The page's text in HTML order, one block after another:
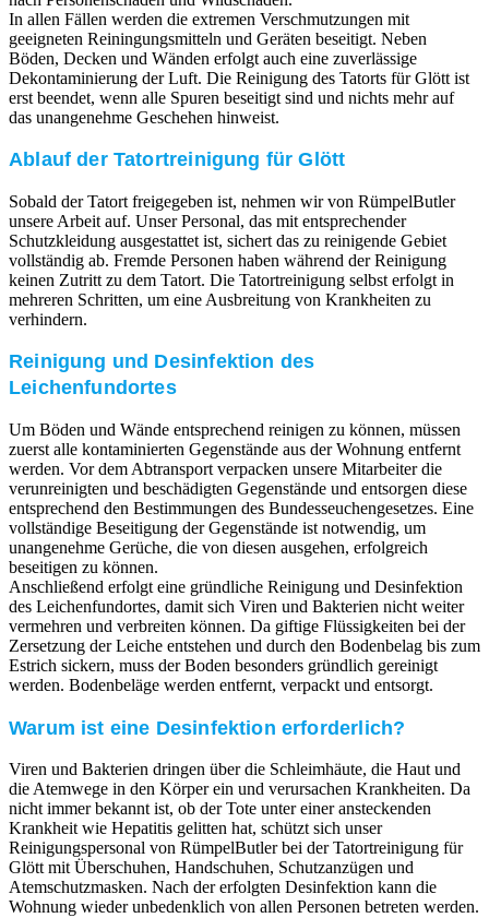
In allen Fällen werden die extremen Verschmutzungen mit
geeigneten Reiningungsmitteln und Geräten beseitigt. Neben
Böden, Decken und Wänden erfolgt auch eine zuverlässige
Dekontaminierung der Luft. Die Reinigung des Tatorts für Glött ist
erst beendet, wenn alle Spuren beseitigt sind und nichts mehr auf
das unangenehme Geschehen hinweist.
Ablauf der Tatortreinigung für Glött
Sobald der Tatort freigegeben ist, nehmen wir von RümpelButler
unsere Arbeit auf. Unser Personal, das mit entsprechender
Schutzkleidung ausgestattet ist, sichert das zu reinigende Gebiet
vollständig ab. Fremde Personen haben während der Reinigung
keinen Zutritt zu dem Tatort. Die Tatortreinigung selbst erfolgt in
mehreren Schritten, um eine Ausbreitung von Krankheiten zu
verhindern.
Reinigung und Desinfektion des
Leichenfundortes
Um Böden und Wände entsprechend reinigen zu können, müssen
zuerst alle kontaminierten Gegenstände aus der Wohnung entfernt
werden. Vor dem Abtransport verpacken unsere Mitarbeiter die
verunreinigten und beschädigten Gegenstände und entsorgen diese
entsprechend den Bestimmungen des Bundesseuchengesetzes. Eine
vollständige Beseitigung der Gegenstände ist notwendig, um
unangenehme Gerüche, die von diesen ausgehen, erfolgreich
beseitigen zu können.
Anschließend erfolgt eine gründliche Reinigung und Desinfektion
des Leichenfundortes, damit sich Viren und Bakterien nicht weiter
vermehren und verbreiten können. Da giftige Flüssigkeiten bei der
Zersetzung der Leiche entstehen und durch den Bodenbelag bis zum
Estrich sickern, muss der Boden besonders gründlich gereinigt
werden. Bodenbeläge werden entfernt, verpackt und entsorgt.
Warum ist eine Desinfektion erforderlich?
Viren und Bakterien dringen über die Schleimhäute, die Haut und
die Atemwege in den Körper ein und verursachen Krankheiten. Da
nicht immer bekannt ist, ob der Tote unter einer ansteckenden
Krankheit wie Hepatitis gelitten hat, schützt sich unser
Reinigungspersonal von RümpelButler bei der Tatortreinigung für
Glött mit Überschuhen, Handschuhen, Schutzanzügen und
Atemschutzmasken. Nach der erfolgten Desinfektion kann die
Wohnung wieder unbedenklich von allen Personen betreten werden.